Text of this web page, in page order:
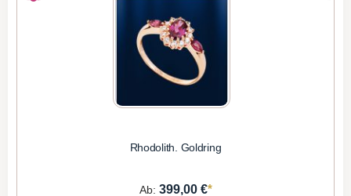
Rhodolith. Goldring
Ab: 399,00 €*